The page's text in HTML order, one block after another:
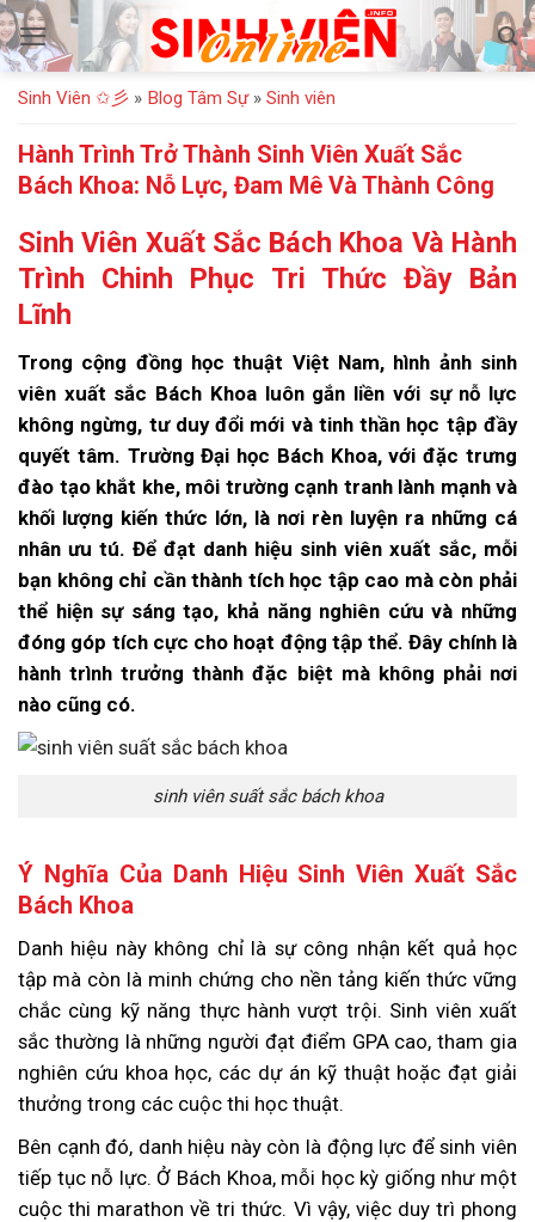
Bỏ
qua
nội
dung
Sinh Viên ✩彡 » Blog Tâm Sự» Sinh viên
Hành Trình Trở Thành Sinh Viên Xuất Sắc
Bách Khoa: Nỗ Lực, Đam Mê Và Thành Công
Sinh Viên Xuất Sắc Bách Khoa Và Hành
Trình Chinh Phục Tri Thức Đầy Bản
Lĩnh
Trong cộng đồng học thuật Việt Nam, hình ảnh sinh
viên xuất sắc Bách Khoa luôn gắn liền với sự nỗ lực
không ngừng, tư duy đổi mới và tinh thần học tập đầy
quyết tâm. Trường Đại học Bách Khoa, với đặc trưng
đào tạo khắt khe, môi trường cạnh tranh lành mạnh và
khối lượng kiến thức lớn, là nơi rèn luyện ra những cá
nhân ưu tú. Để đạt danh hiệu sinh viên xuất sắc, mỗi
bạn không chỉ cần thành tích học tập cao mà còn phải
thể hiện sự sáng tạo, khả năng nghiên cứu và những
đóng góp tích cực cho hoạt động tập thể. Đây chính là
hành trình trưởng thành đặc biệt mà không phải nơi
nào cũng có.
sinh viên suất sắc bách khoa
Ý Nghĩa Của Danh Hiệu Sinh Viên Xuất Sắc
Bách Khoa
Danh hiệu này không chỉ là sự công nhận kết quả học
tập mà còn là minh chứng cho nền tảng kiến thức vững
chắc cùng kỹ năng thực hành vượt trội. Sinh viên xuất
sắc thường là những người đạt điểm GPA cao, tham gia
nghiên cứu khoa học, các dự án kỹ thuật hoặc đạt giải
thưởng trong các cuộc thi học thuật.
Bên cạnh đó, danh hiệu này còn là động lực để sinh viên
tiếp tục nỗ lực. Ở Bách Khoa, mỗi học kỳ giống như một
cuộc thi marathon về tri thức. Vì vậy, việc duy trì phong